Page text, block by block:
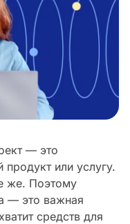
— это
или услугу.
же. Поэтому
— это важная
средств для